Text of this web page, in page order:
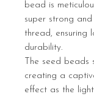
bead is
super strong
thread, ensuring
durability.
The seed beads
creating a
effect as the